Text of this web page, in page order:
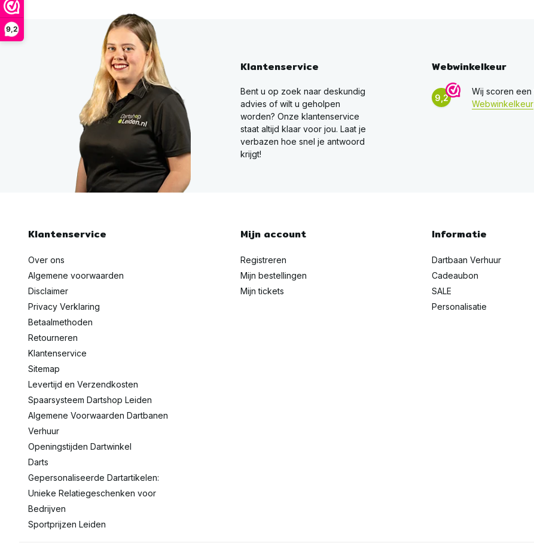
9,2
Klantenservice
Bent u op zoek naar deskundig
advies of wilt u geholpen
worden? Onze klantenservice
staat altijd klaar voor jou. Laat je
verbazen hoe snel je antwoord
krijgt!
Webwinkelkeur
9,2
Wij scoren een
Webwinkelkeur
Klantenservice
Over ons
Algemene voorwaarden
Disclaimer
Privacy Verklaring
Betaalmethoden
Retourneren
Klantenservice
Sitemap
Levertijd en Verzendkosten
Spaarsysteem Dartshop Leiden
Algemene Voorwaarden Dartbanen
Verhuur
Openingstijden Dartwinkel
Darts
Gepersonaliseerde Dartartikelen:
Unieke Relatiegeschenken voor
Bedrijven
Sportprijzen Leiden
Mijn account
Registreren
Mijn bestellingen
Mijn tickets
Informatie
Dartbaan Verhuur
Cadeaubon
SALE
Personalisatie